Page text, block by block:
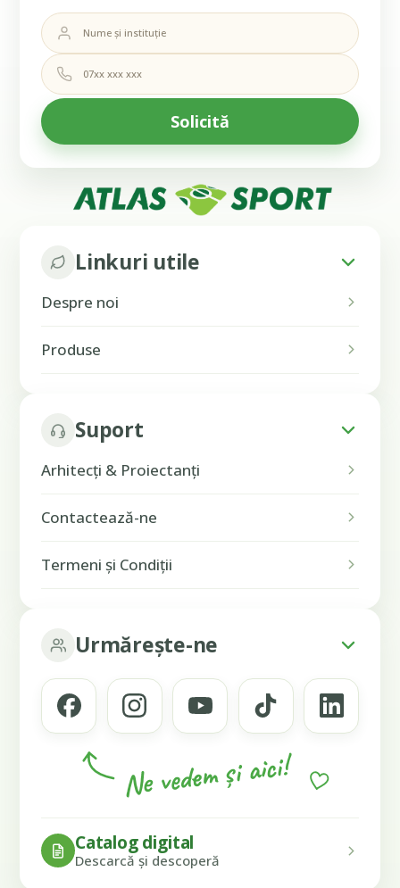
Linkuri utile
Despre noi
Produse
Suport
Arhitecți & Proiectanți
Contactează-ne
Termeni și Condiții
Urmărește-ne
Ne vedem și aici!
Catalog digital
Descarcă și descoperă